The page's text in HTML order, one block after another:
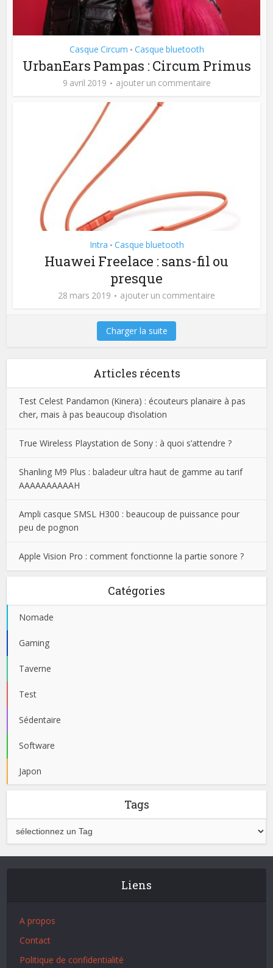
Casque Circum • Casque bluetooth
UrbanEars Pampas : Circum Primus
9 avril 2019 ajouter un commentaire
Intra • Casque bluetooth
Huawei Freelace : sans-fil ou
presque
28 mars 2019 ajouter un commentaire
Charger la suite
Articles récents
Test Celest Pandamon (Kinera) : écouteurs planaire à pas
cher, mais à pas beaucoup d’isolation
True Wireless Playstation de Sony : à quoi s’attendre ?
Shanling M9 Plus : baladeur ultra haut de gamme au tarif
AAAAAAAAAAH
Ampli casque SMSL H300 : beaucoup de puissance pour
peu de pognon
Apple Vision Pro : comment fonctionne la partie sonore ?
Catégories
Nomade
Gaming
Taverne
Test
Sédentaire
Software
Japon
Tags
Liens
A propos
Contact
Politique de confidentialité